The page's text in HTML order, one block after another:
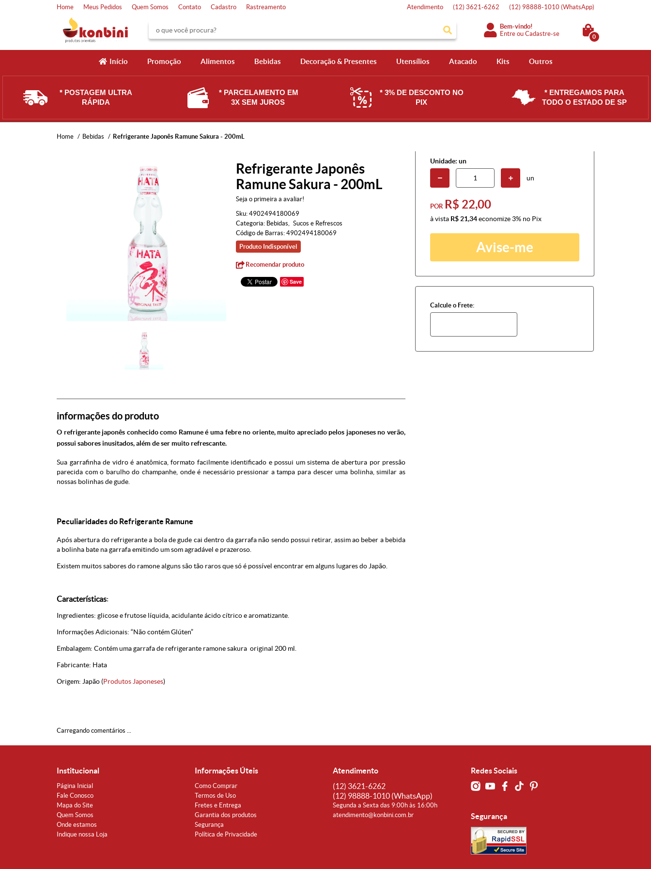
Home Meus Pedidos Quem Somos Contato Cadastro Rastreamento Atendimento (12) 3621-6262 (12) 98888-1010 (WhatsApp)
Bem-vindo!
Entre ouCadastre-se 0
Início Promoção Alimentos Bebidas Decoração & Presentes Utensílios Atacado Kits Outros
* POSTAGEM ULTRA
RÁPIDA
* PARCELAMENTO EM
3X SEM JUROS
* 3% DE DESCONTO NO
PIX
* ENTREGAMOS PARA
TODO O ESTADO DE SP
Home Bebidas Refrigerante Japonês Ramune Sakura - 200mL
Refrigerante Japonês
Ramune Sakura - 200mL
Seja o primeira a avaliar!
Sku: 4902494180069
Categoria: Bebidas
Sucos e Refrescos
Código de Barras: 4902494180069
Produto Indisponível
Recomendar produto
Save
Unidade: un
un
POR R$ 22,00
à vista R$ 21,34economize 3% no Pix
Avise-me
Calcule o Frete:
informações do produto
O refrigerante japonês conhecido como Ramune é uma febre no oriente, muito apreciado pelos japoneses no verão,
possui sabores inusitados, além de ser muito refrescante.
Sua garrafinha de vidro é anatômica, formato facilmente identificado e possui um sistema de abertura por pressão
parecida com o barulho do champanhe, onde é necessário pressionar a tampa para descer uma bolinha, similar as
nossas bolinhas de gude.
Peculiaridades do Refrigerante Ramune
Após abertura do refrigerante a bola de gude cai dentro da garrafa não sendo possui retirar, assim ao beber a bebida
a bolinha bate na garrafa emitindo um som agradável e prazeroso.
Existem muitos sabores do ramone alguns são tão raros que só é possível encontrar em alguns lugares do Japão.
Características:
Ingredientes: glicose e frutose líquida, acidulante ácido cítrico e aromatizante.
Informações Adicionais: “Não contém Glúten”
Embalagem: Contém uma garrafa de refrigerante ramone sakura original 200 ml.
Fabricante: Hata
Origem: Japão (Produtos Japoneses)
Carregando comentários ...
Institucional
Página Inicial
Fale Conosco
Mapa do Site
Quem Somos
Onde estamos
Indique nossa Loja
Informações Úteis
Como Comprar
Termos de Uso
Fretes e Entrega
Garantia dos produtos
Segurança
Política de Privacidade
Atendimento
(12) 3621-6262
(12) 98888-1010 (WhatsApp)
Segunda a Sexta das 9:00h às 16:00h
atendimento@konbini.com.br
Redes Sociais
Segurança